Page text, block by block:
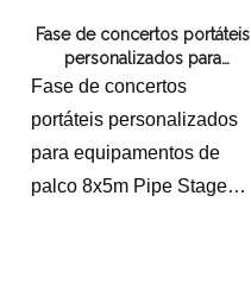
Fase de concertos portáteis
personalizados para
equipamentos de palco
Fase de concertos
portáteis personalizados
para equipamentos de
palco 8x5m Pipe Stage